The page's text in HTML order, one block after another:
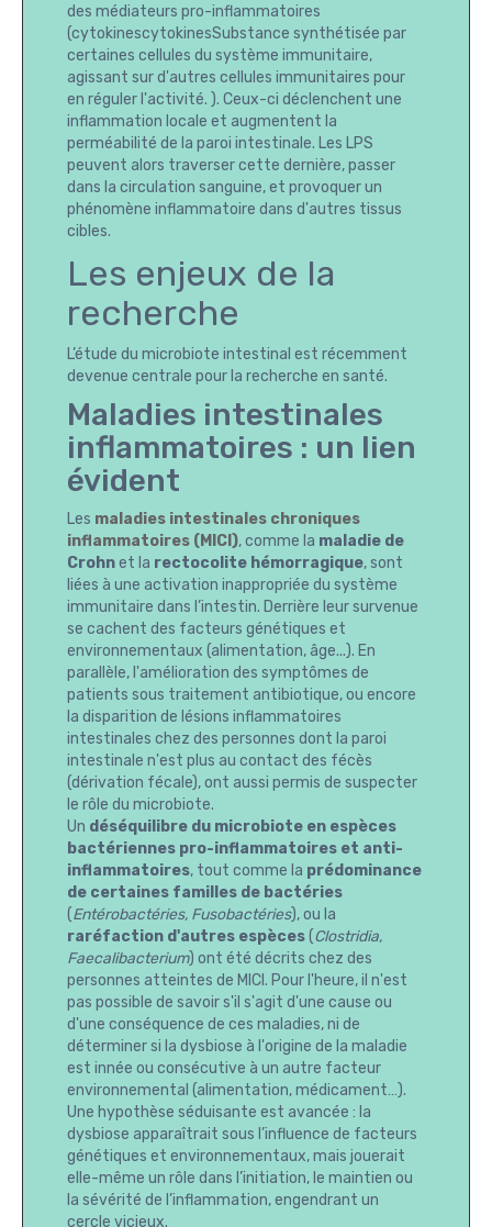
des médiateurs pro-inflammatoires
(cytokinescytokinesSubstance synthétisée par
certaines cellules du système immunitaire,
agissant sur d'autres cellules immunitaires pour
en réguler l'activité. ). Ceux-ci déclenchent une
inflammation locale et augmentent la
perméabilité de la paroi intestinale. Les LPS
peuvent alors traverser cette dernière, passer
dans la circulation sanguine, et provoquer un
phénomène inflammatoire dans d'autres tissus
cibles.
Les enjeux de la
recherche
L’étude du microbiote intestinal est récemment
devenue centrale pour la recherche en santé.
Maladies intestinales
inflammatoires : un lien
évident
Les maladies intestinales chroniques
inflammatoires (MICI), comme la maladie de
Crohnet la rectocolite hémorragique, sont
liées à une activation inappropriée du système
immunitaire dans l’intestin. Derrière leur survenue
se cachent des facteurs génétiques et
environnementaux (alimentation, âge...). En
parallèle, l'amélioration des symptômes de
patients sous traitement antibiotique, ou encore
la disparition de lésions inflammatoires
intestinales chez des personnes dont la paroi
intestinale n'est plus au contact des fécès
(dérivation fécale), ont aussi permis de suspecter
le rôle du microbiote.
Un déséquilibre du microbiote en espèces
bactériennes pro-inflammatoires et anti-
inflammatoires, tout comme la prédominance
de certaines familles de bactéries
(Entérobactéries, Fusobactéries), ou la
raréfaction d'autres espèces(Clostridia,
Faecalibacterium) ont été décrits chez des
personnes atteintes de MICI. Pour l'heure, il n'est
pas possible de savoir s'il s'agit d'une cause ou
d'une conséquence de ces maladies, ni de
déterminer si la dysbiose à l'origine de la maladie
est innée ou consécutive à un autre facteur
environnemental (alimentation, médicament…).
Une hypothèse séduisante est avancée : la
dysbiose apparaîtrait sous l’influence de facteurs
génétiques et environnementaux, mais jouerait
elle-même un rôle dans l’initiation, le maintien ou
la sévérité de l’inflammation, engendrant un
cercle vicieux.